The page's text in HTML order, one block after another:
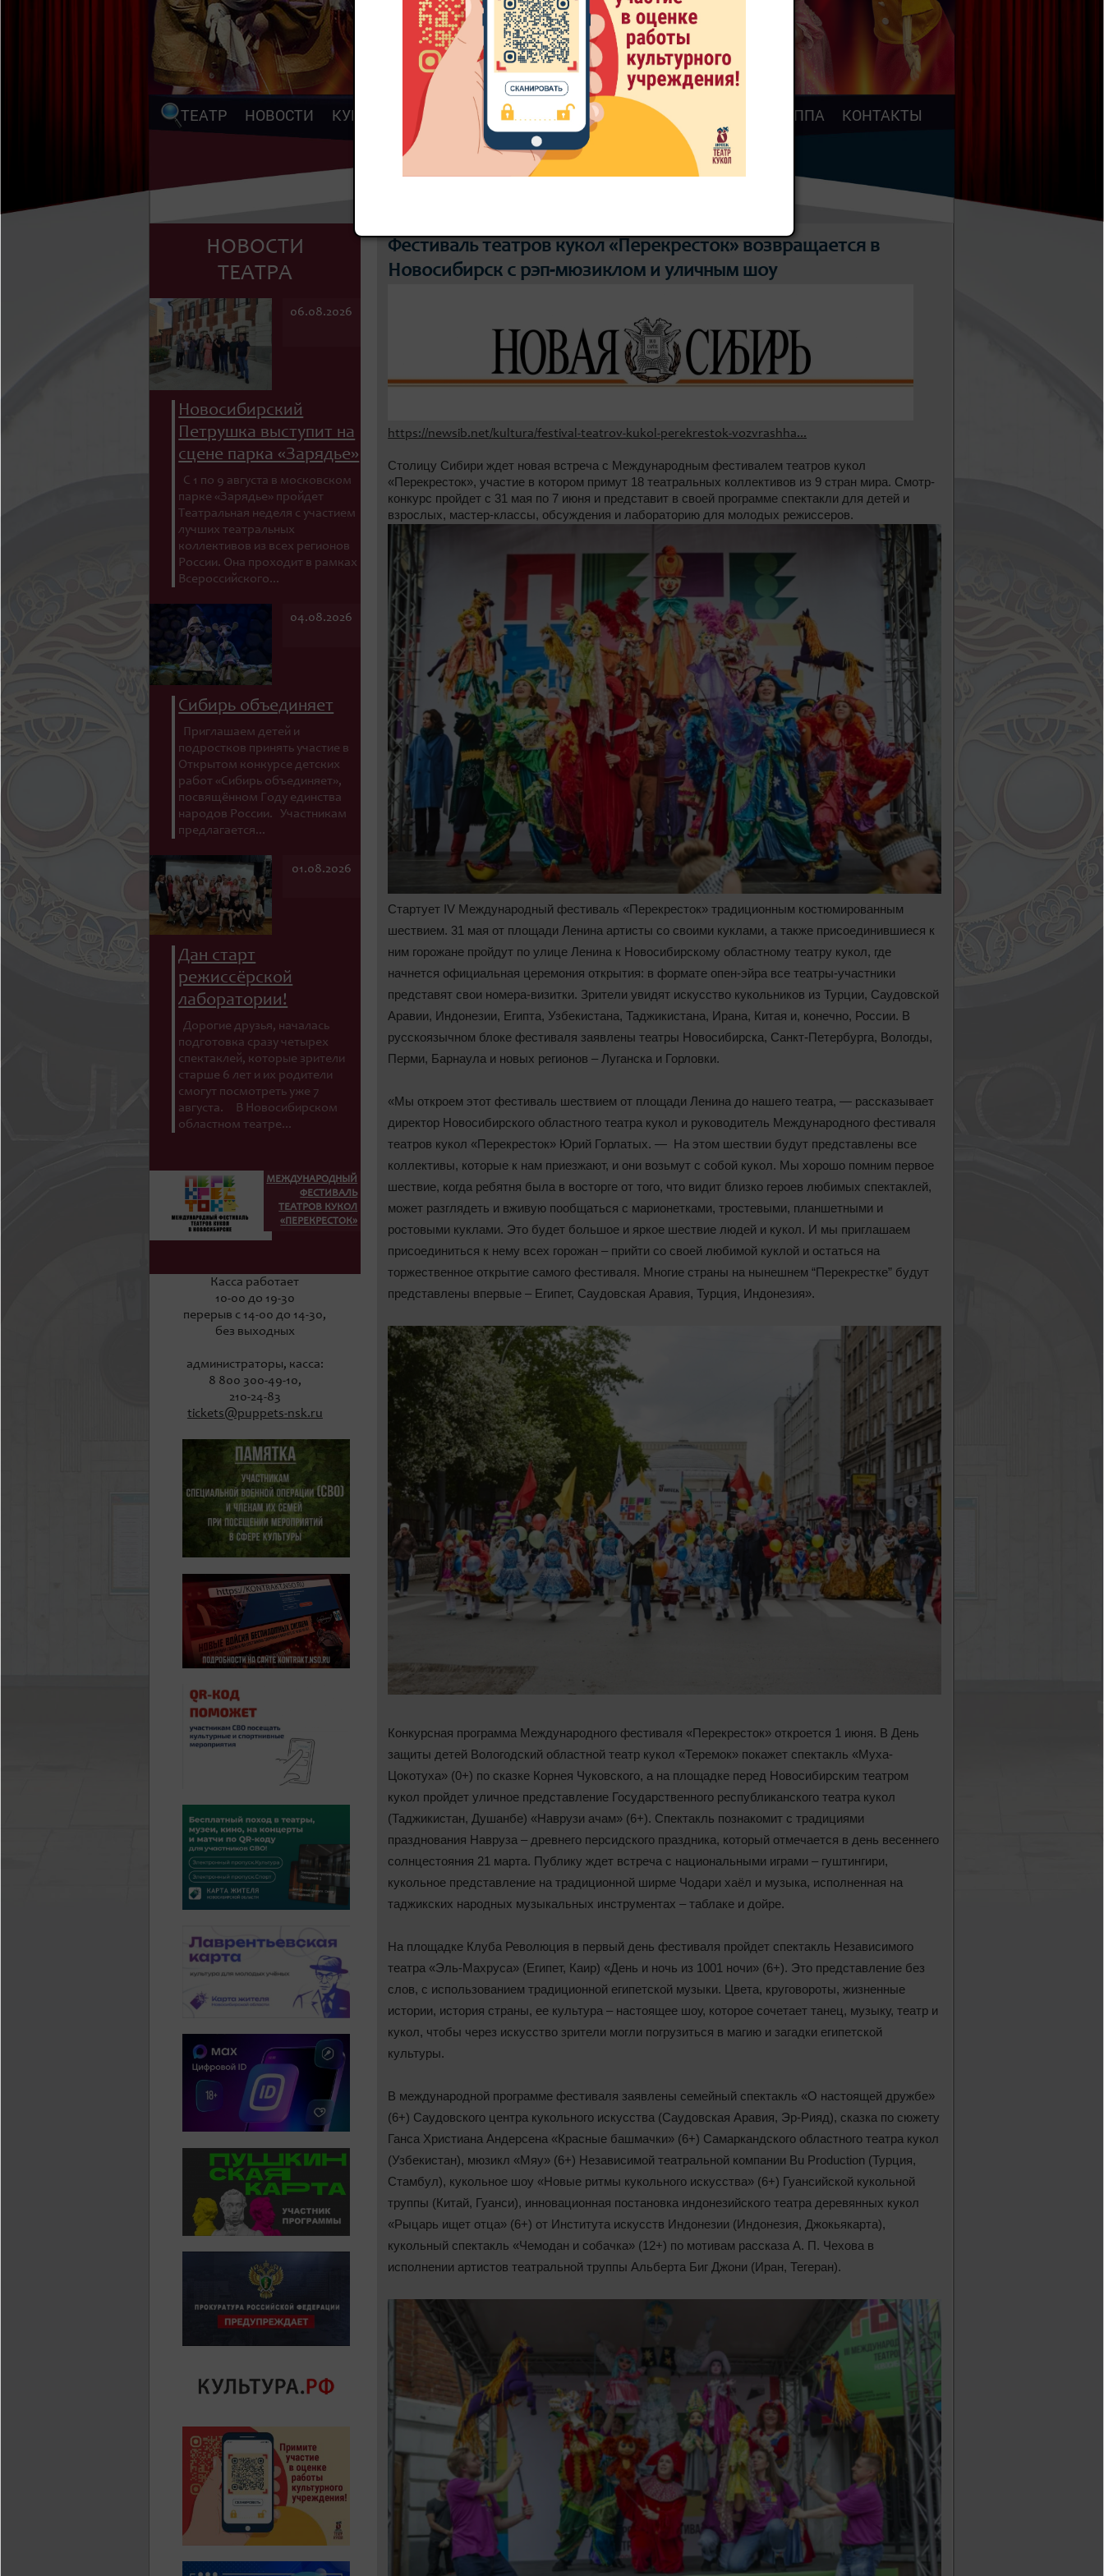
8 800 300-49-10
93 театральный сезон
ТЕАТР НОВОСТИ КУПИТЬ БИЛЕТ ЗРИТЕЛЮ ДОКУМЕНТЫ РЕПЕРТУАР ТРУППА КОНТАКТЫ
НОВОСТИ
ТЕАТРА
06.08.2026
Новосибирский
Петрушка выступит на
сцене парка «Зарядье»
С 1 по 9 августа в московском
парке «Зарядье» пройдет
Театральная неделя с участием
лучших театральных
коллективов из всех регионов
России. Она проходит в рамках
Всероссийского...
04.08.2026
Сибирь объединяет
Приглашаем детей и
подростков принять участие в
Открытом конкурсе детских
работ «Сибирь объединяет»,
посвящённом Году единства
народов России. Участникам
предлагается...
01.08.2026
Дан старт
режиссёрской
лаборатории!
Дорогие друзья, началась
подготовка сразу четырех
спектаклей, которые зрители
старше 6 лет и их родители
смогут посмотреть уже 7
августа. В Новосибирском
областном театре...
МЕЖДУНАРОДНЫЙ
ФЕСТИВАЛЬ
ТЕАТРОВ КУКОЛ
«ПЕРЕКРЕСТОК»
Касса работает
10-00 до 19-30
перерыв с 14-00 до 14-30,
без выходных
администраторы, касса:
8 800 300-49-10,
210-24-83
tickets@puppets-nsk.ru
Фестиваль театров кукол «Перекресток» возвращается в
Новосибирск с рэп-мюзиклом и уличным шоу
https://newsib.net/kultura/festival-teatrov-kukol-perekrestok-vozvrashha...
Столицу Сибири ждет новая встреча с Международным фестивалем театров кукол
«Перекресток», участие в котором примут 18 театральных коллективов из 9 стран мира. Смотр-
конкурс пройдет с 31 мая по 7 июня и представит в своей программе спектакли для детей и
взрослых, мастер-классы, обсуждения и лабораторию для молодых режиссеров.
Стартует IV Международный фестиваль «Перекресток» традиционным костюмированным
шествием. 31 мая от площади Ленина артисты со своими куклами, а также присоединившиеся к
ним горожане пройдут по улице Ленина к Новосибирскому областному театру кукол, где
начнется официальная церемония открытия: в формате опен-эйра все театры-участники
представят свои номера-визитки. Зрители увидят искусство кукольников из Турции, Саудовской
Аравии, Индонезии, Египта, Узбекистана, Таджикистана, Ирана, Китая и, конечно, России. В
русскоязычном блоке фестиваля заявлены театры Новосибирска, Санкт-Петербурга, Вологды,
Перми, Барнаула и новых регионов ‒ Луганска и Горловки.
«Мы откроем этот фестиваль шествием от площади Ленина до нашего театра, — рассказывает
директор Новосибирского областного театра кукол и руководитель Международного фестиваля
театров кукол «Перекресток» Юрий Горлатых. — На этом шествии будут представлены все
коллективы, которые к нам приезжают, и они возьмут с собой кукол. Мы хорошо помним первое
шествие, когда ребятня была в восторге от того, что видит близко героев любимых спектаклей,
может разглядеть и вживую пообщаться с марионетками, тростевыми, планшетными и
ростовыми куклами. Это будет большое и яркое шествие людей и кукол. И мы приглашаем
присоединиться к нему всех горожан ‒ прийти со своей любимой куклой и остаться на
торжественное открытие самого фестиваля. Многие страны на нынешнем “Перекрестке” будут
представлены впервые – Египет, Саудовская Аравия, Турция, Индонезия».
Конкурсная программа Международного фестиваля «Перекресток» откроется 1 июня. В День
защиты детей Вологодский областной театр кукол «Теремок» покажет спектакль «Муха-
Цокотуха» (0+) по сказке Корнея Чуковского, а на площадке перед Новосибирским театром
кукол пройдет уличное представление Государственного республиканского театра кукол
(Таджикистан, Душанбе) «Наврузи ачам» (6+). Спектакль познакомит с традициями
празднования Навруза ‒ древнего персидского праздника, который отмечается в день весеннего
солнцестояния 21 марта. Публику ждет встреча с национальными играми ‒ гуштингири,
кукольное представление на традиционной ширме Чодари хаёл и музыка, исполненная на
таджикских народных музыкальных инструментах ‒ таблаке и дойре.
На площадке Клуба Революция в первый день фестиваля пройдет спектакль Независимого
театра «Эль-Махруса» (Египет, Каир) «День и ночь из 1001 ночи» (6+). Это представление без
слов, с использованием традиционной египетской музыки. Цвета, круговороты, жизненные
истории, история страны, ее культура ‒ настоящее шоу, которое сочетает танец, музыку, театр и
кукол, чтобы через искусство зрители могли погрузиться в магию и загадки египетской
культуры.
В международной программе фестиваля заявлены семейный спектакль «О настоящей дружбе»
(6+) Саудовского центра кукольного искусства (Саудовская Аравия, Эр-Рияд), сказка по сюжету
Ганса Христиана Андерсена «Красные башмачки» (6+) Самаркандского областного театра кукол
(Узбекистан), мюзикл «Мяу» (6+) Независимой театральной компании Bu Production (Турция,
Стамбул), кукольное шоу «Новые ритмы кукольного искусства» (6+) Гуансийской кукольной
труппы (Китай, Гуанси), инновационная постановка индонезийского театра деревянных кукол
«Рыцарь ищет отца» (6+) от Института искусств Индонезии (Индонезия, Джокьякарта),
кукольный спектакль «Чемодан и собачка» (12+) по мотивам рассказа А. П. Чехова в
исполнении артистов театральной труппы Альберта Биг Джони (Иран, Тегеран).